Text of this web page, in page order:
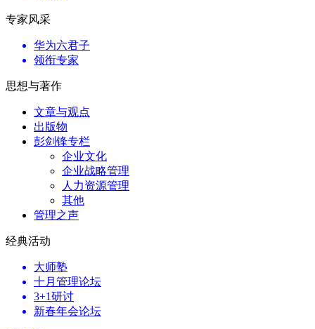
专家风采
华为六君子
领衔专家
思想与著作
文章与观点
出版物
彭剑锋专栏
企业文化
企业战略管理
人力资源管理
其他
管理之声
经典活动
大师塾
十月管理论坛
3+1研讨
新春年会论坛